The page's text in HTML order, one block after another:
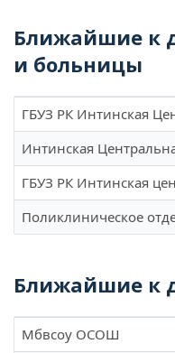
Ближайшие к
и больницы
ГБУЗ РК Интинская
Интинская
ГБУЗ РК Интинская
Поликлиническое
Ближайшие к
Мбвсоу ОСОШ